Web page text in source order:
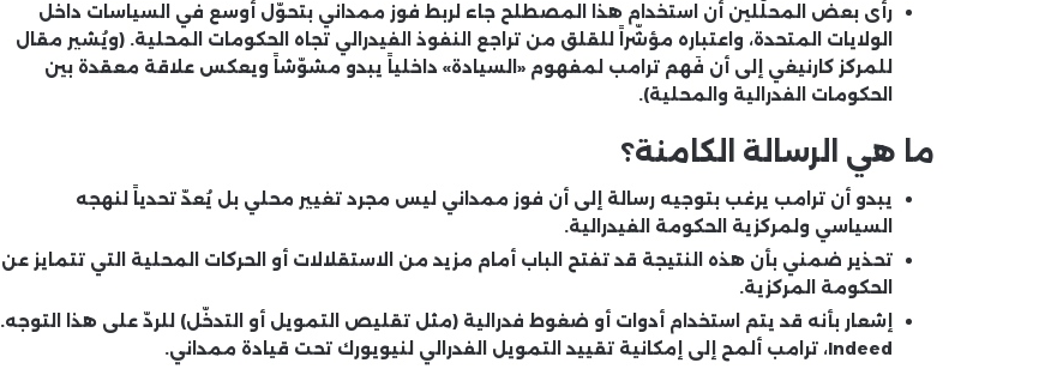
رأى بعض المحلّلين أن استخدام هذا المصطلح جاء لربط فوز ممداني بتحوّل أوسع في السياسات داخل
الولايات المتحدة، واعتباره مؤشّراً للقلق من تراجع النفوذ الفيدرالي تجاه الحكومات المحلية. (ويُشير مقال
للمركز كارنيغي إلى أن فَهم ترامب لمفهوم «السيادة» داخلياً يبدو مشوّشاً ويعكس علاقة معقدة بين
الحكومات الفدرالية والمحلية).
ما هي الرسالة الكامنة؟
يبدو أن ترامب يرغب بتوجيه رسالة إلى أن فوز ممداني ليس مجرد تغيير محلي بل يُعدّ تحدياً لنهجه
السياسي ولمركزية الحكومة الفيدرالية.
تحذير ضمني بأن هذه النتيجة قد تفتح الباب أمام مزيد من الاستقلالات أو الحركات المحلية التي تتمايز عن
الحكومة المركزية.
إشعار بأنه قد يتم استخدام أدوات أو ضغوط فدرالية (مثل تقليص التمويل أو التدخّل) للردّ على هذا التوجه.
Indeed، ترامب ألمح إلى إمكانية تقييد التمويل الفدرالي لنيويورك تحت قيادة ممداني.